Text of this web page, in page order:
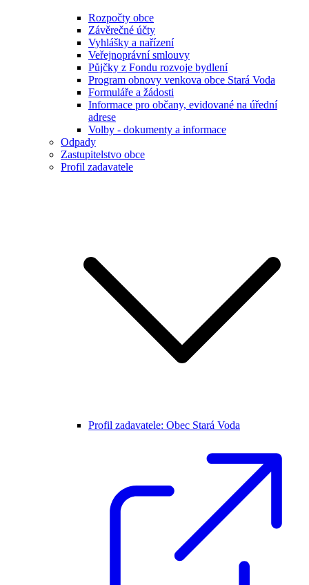
Rozpočty obce
Závěrečné účty
Vyhlášky a nařízení
Veřejnoprávní smlouvy
Půjčky z Fondu rozvoje bydlení
Program obnovy venkova obce Stará Voda
Formuláře a žádosti
Informace pro občany, evidované na úřední
adrese
Volby - dokumenty a informace
Odpady
Zastupitelstvo obce
Profil zadavatele
Profil zadavatele: Obec Stará Voda